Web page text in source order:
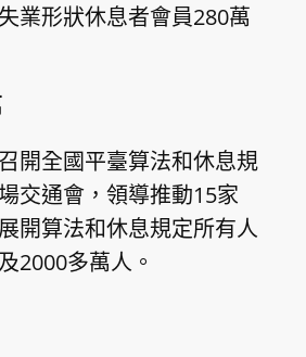
業形狀休息者會員280萬
開全國平臺算法和休息規
交通會，領導推動15家
開算法和休息規定所有人
2000多萬人。